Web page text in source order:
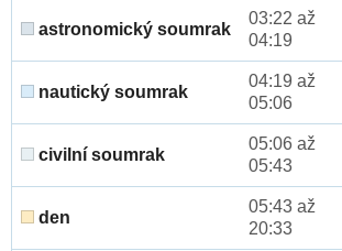
astronomický soumrak
03:22 až
04:19
nautický soumrak
04:19 až
05:06
civilní soumrak
05:06 až
05:43
den
05:43 až
20:33